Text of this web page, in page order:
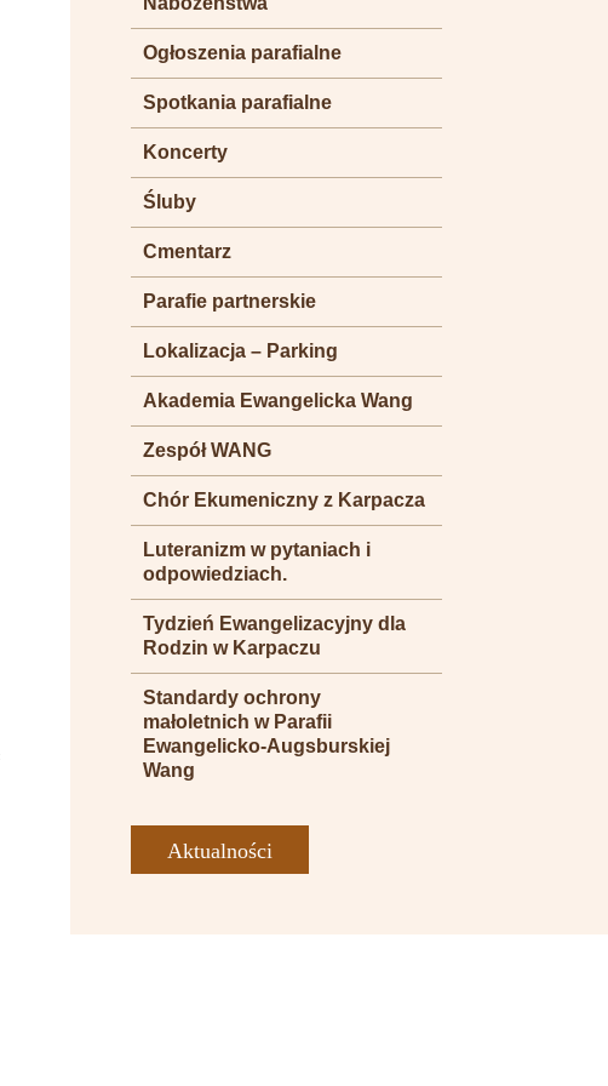
Ogłoszenia parafialne
Spotkania parafialne
Koncerty
Śluby
Cmentarz
Parafie partnerskie
Lokalizacja – Parking
Akademia Ewangelicka Wang
Zespół WANG
Chór Ekumeniczny z Karpacza
Luteranizm w pytaniach i
odpowiedziach.
Tydzień Ewangelizacyjny dla
Rodzin w Karpaczu
Standardy ochrony
małoletnich w Parafii
Ewangelicko-Augsburskiej
Wang
Aktualności